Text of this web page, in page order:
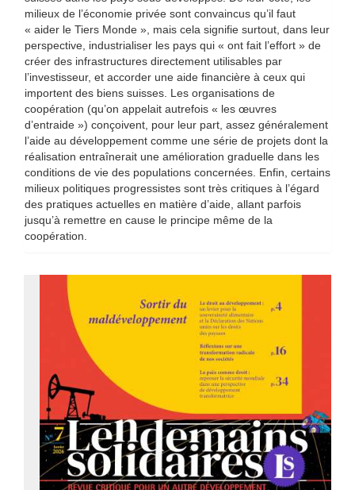
milieux de l’économie privée sont convaincus qu’il faut
« aider le Tiers Monde », mais cela signifie surtout, dans leur
perspective, industrialiser les pays qui « ont fait l’effort » de
créer des infrastructures directement utilisables par
l’investisseur, et accorder une aide financière à ceux qui
importent des biens suisses. Les organisations de
coopération (qu’on appelait autrefois « les œuvres
d’entraide ») conçoivent, pour leur part, assez généralement
l’aide au développement comme une série de projets dont la
réalisation entraînerait une amélioration graduelle dans les
conditions de vie des populations concernées. Enfin, certains
milieux politiques progressistes sont très critiques à l’égard
des pratiques actuelles en matière d’aide, allant parfois
jusqu’à remettre en cause le principe même de la
coopération.